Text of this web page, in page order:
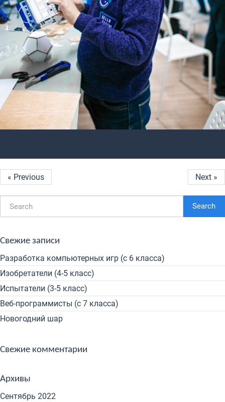
« Previous Next »
Search
Свежие записи
Разработка компьютерных игр (с 6 класса)
Изобретатели (4-5 класс)
Испытатели (3-5 класс)
Веб-программисты (с 7 класса)
Новогодний шар
Свежие комментарии
Архивы
Сентябрь 2022